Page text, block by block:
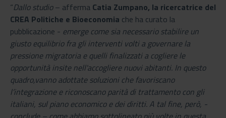
“Dallo studio– afferma Catia Zumpano, la ricercatrice del
CREA Politiche e Bioeconomia che ha curato la
pubblicazione - emerge come sia necessario stabilire un
giusto equilibrio fra gli interventi volti a governare la
pressione migratoria e quelli finalizzati a cogliere le
opportunità insite nell'accogliere nuovi abitanti. In questo
quadro,vanno adottate soluzioni che favoriscano
l’integrazione e riconoscano parità di trattamento con gli
italiani, sul piano economico e dei diritti. A tal fine, però, -